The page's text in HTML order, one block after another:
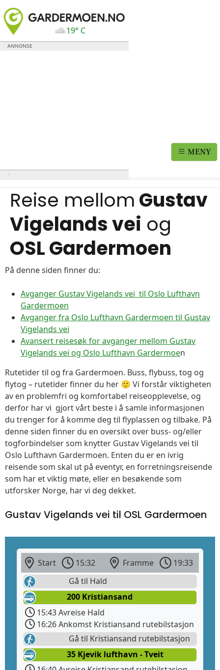
19° C
MENY
Reise mellom Gustav
Vigelands vei og
OSL Gardermoen
På denne siden finner du:
Avganger Gustav Vigelands vei til Oslo Lufthavn
Gardermoen
Avganger fra Oslo Lufthavn Gardermoen til Gustav
Vigelands vei
Avansert reisesøk for avganger mellom Gustav
Vigelands vei og Oslo Lufthavn Gardermoen
Rutetider til og fra Gardermoen. Buss, flybuss, tog og
flytog – rutetider finner du her 🙂 Vi forstår viktigheten
av en problemfri og komfortabel reiseopplevelse, og
derfor har vi gjort vårt beste i å samle informasjonen
du trenger for å komme deg til flyplassen og tilbake. På
denne siden finner du en oversikt over buss- og/eller
togforbindelser som knytter Gustav Vigelands vei til
Oslo Lufthavn Gardermoen. Enten du er en ivrig
reisende som skal ut på eventyr, en forretningsreisende
som har et viktig møte, eller en besøkende som
utforsker Norge, har vi deg dekket.
Gustav Vigelands vei til OSL Gardermoen
Start 15:32 Framme
19:33
Gå til Hald
200 Kristiansand
15:43 Avreise Hald
16:26 Ankomst Kristiansand rutebilstasjon
Gå til Kristiansand rutebilstasjon
35 Kjevik lufthavn - Tveit